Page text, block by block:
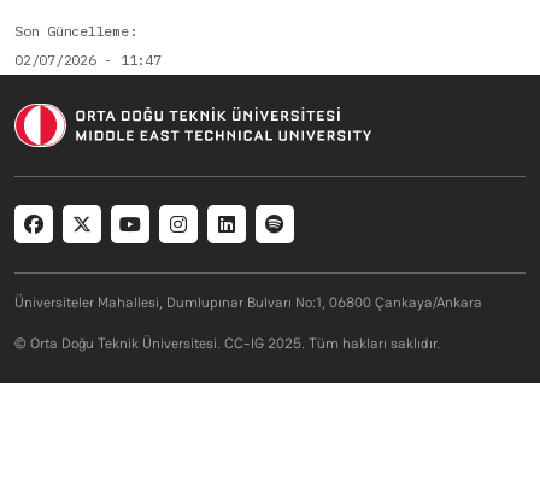
Son Güncelleme
02/07/2026 - 11:47
Social menu
Üniversiteler Mahallesi, Dumlupınar Bulvarı No:1, 06800 Çankaya/Ankara
© Orta Doğu Teknik Üniversitesi. CC-IG 2025. Tüm hakları saklıdır.